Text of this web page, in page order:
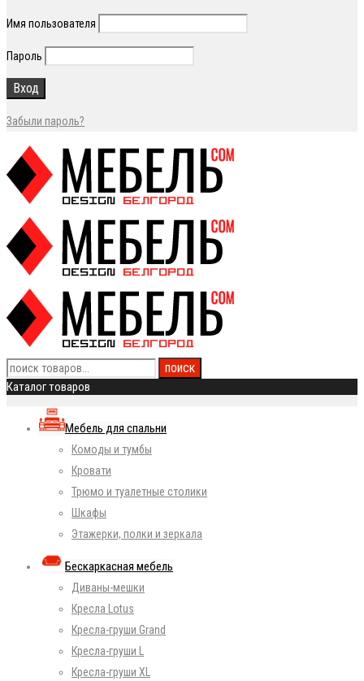
Имя пользователя
Пароль
Забыли пароль?
Каталог товаров
Мебель для спальни
Комоды и тумбы
Кровати
Трюмо и туалетные столики
Шкафы
Этажерки, полки и зеркала
Бескаркасная мебель
Диваны-мешки
Кресла Lotus
Кресла-груши Grand
Кресла-груши L
Кресла-груши XL